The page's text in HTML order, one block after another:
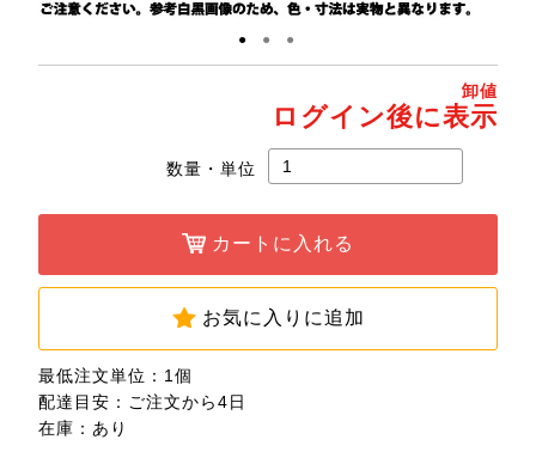
● ● ●
卸値
ログイン後に表示
数量・単位
カートに入れる
お気に入りに追加
最低注文単位：1個
配達目安：ご注文から4日
在庫：あり